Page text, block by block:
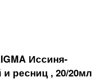
Иссиня-
ресниц , 20/20мл